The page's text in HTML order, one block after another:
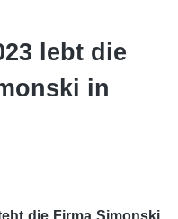
lebt die
in
die Firma Simonski